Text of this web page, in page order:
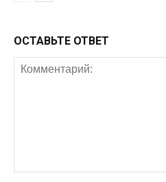
ОСТАВЬТЕ ОТВЕТ